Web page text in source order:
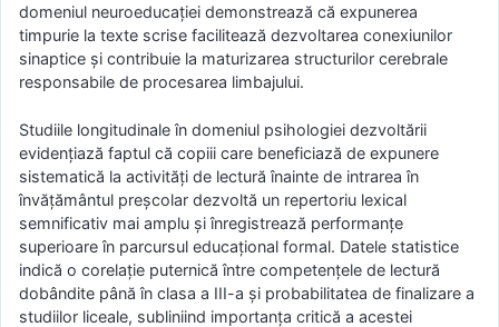
domeniul neuroeducației demonstrează că expunerea
timpurie la texte scrise facilitează dezvoltarea conexiunilor
sinaptice și contribuie la maturizarea structurilor cerebrale
responsabile de procesarea limbajului.
Studiile longitudinale în domeniul psihologiei dezvoltării
evidențiază faptul că copiii care beneficiază de expunere
sistematică la activități de lectură înainte de intrarea în
învățământul preșcolar dezvoltă un repertoriu lexical
semnificativ mai amplu și înregistrează performanțe
superioare în parcursul educațional formal. Datele statistice
indică o corelație puternică între competențele de lectură
dobândite până în clasa a III-a și probabilitatea de finalizare a
studiilor liceale, subliniind importanța critică a acestei